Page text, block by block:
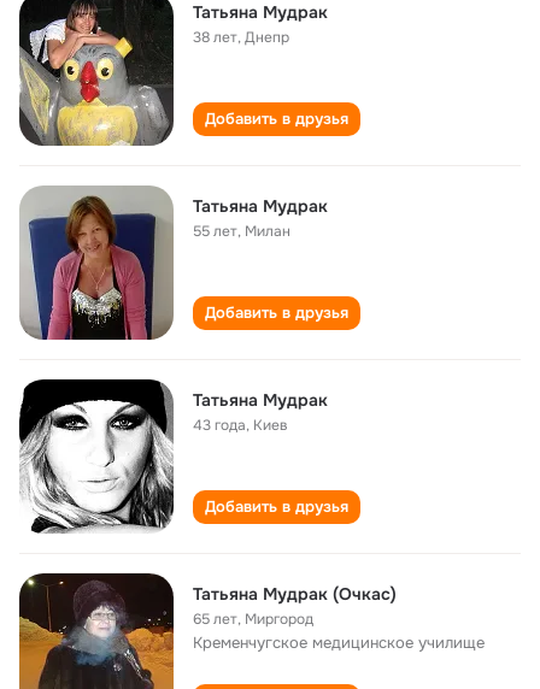
Татьяна Мудрак
38 лет,Днепр
Добавить в друзья
Татьяна Мудрак
55 лет, Милан
Добавить в друзья
Татьяна Мудрак
43 года, Киев
Добавить в друзья
Татьяна Мудрак (Очкас)
65 лет, Миргород
Кременчугское медицинское училище